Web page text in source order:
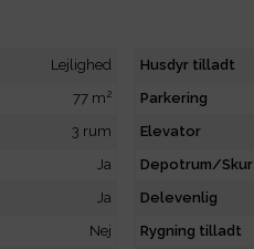
Lejlighed
77 m2
3 rum
Ja
Ja
Nej
Husdyr tilladt
Parkering
Elevator
Depotrum/Skur
Delevenlig
Rygning tilladt